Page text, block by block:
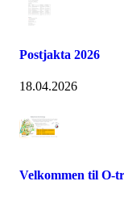
Postjakta 2026
18.04.2026
Velkommen til O-